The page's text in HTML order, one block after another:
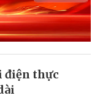
điện thực